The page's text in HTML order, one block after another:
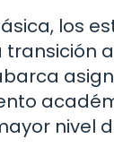
los
nivel